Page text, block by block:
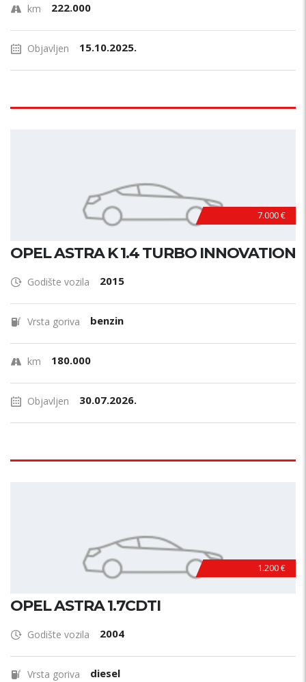
km 222.000
Objavljen 15.10.2025.
7.000 €
OPEL ASTRA K 1.4 TURBO INNOVATION
Godište vozila 2015
Vrsta goriva benzin
km 180.000
Objavljen 30.07.2026.
1.200 €
OPEL ASTRA 1.7CDTI
Godište vozila 2004
Vrsta goriva diesel